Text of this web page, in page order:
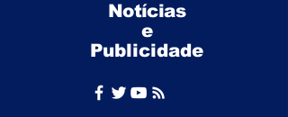
Notícias
e
Publicidade